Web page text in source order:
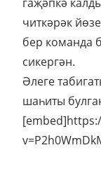
читкәрәк
бер команда
сикергән.
Әлеге
шаһиты